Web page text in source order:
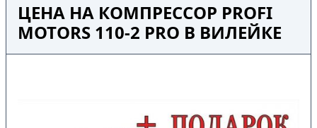
ЦЕНА НА КОМПРЕССОР PROFI
MOTORS 110-2 PRO В ВИЛЕЙКЕ